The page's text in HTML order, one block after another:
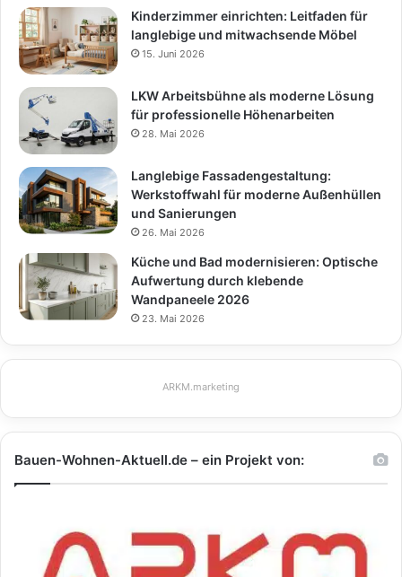
Kinderzimmer einrichten: Leitfaden für
langlebige und mitwachsende Möbel
15. Juni 2026
LKW Arbeitsbühne als moderne Lösung
für professionelle Höhenarbeiten
28. Mai 2026
Langlebige Fassadengestaltung:
Werkstoffwahl für moderne Außenhüllen
und Sanierungen
26. Mai 2026
Küche und Bad modernisieren: Optische
Aufwertung durch klebende
Wandpaneele 2026
23. Mai 2026
ARKM.marketing
Bauen-Wohnen-Aktuell.de – ein Projekt von: